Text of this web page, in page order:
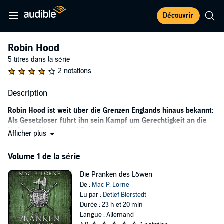
Découvrir
Robin Hood
5 titres dans la série
2 notations
Description
Robin Hood ist weit über die Grenzen Englands hinaus bekannt:
Als Gesetzloser führt ihn sein Kampf um Gerechtigkeit an die
Höfe von Kaisern und Päpsten, in die Hütten der einfachen
Robert Fitzooth wird zum Leibwächter der englischen Prinzessin
An Matildas Seite reist Robert über die Alpen bis nach Rom – und
gerät in einen jahrzehntelangen Bürgerkrieg. Auf seinen Abenteuern
begegnet er nicht nur historischen Persönlichkeiten wie Hildegard
von Bingen, sondern auch seiner großen Liebe. Robert Fitzooth wird
einmal der Großvater eines Mannes sein, dessen Name alle Welt
Afficher plus
Volume 1 de la série
Die Pranken des Löwen
De : Mac P. Lorne
Lu par : Detlef Bierstedt
Durée : 23 h et 20 min
Langue : Allemand